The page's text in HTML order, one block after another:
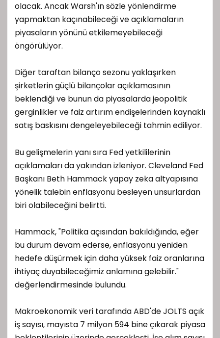
olacak. Ancak Warsh'ın sözle yönlendirme
yapmaktan kaçınabileceği ve açıklamaların
piyasaların yönünü etkilemeyebileceği
öngörülüyor.
Diğer taraftan bilanço sezonu yaklaşırken
şirketlerin güçlü bilançolar açıklamasının
beklendiği ve bunun da piyasalarda jeopolitik
gerginlikler ve faiz artırım endişelerinden kaynaklı
satış baskısını dengeleyebileceği tahmin ediliyor.
Bu gelişmelerin yanı sıra Fed yetkililerinin
açıklamaları da yakından izleniyor. Cleveland Fed
Başkanı Beth Hammack yapay zeka altyapısına
yönelik talebin enflasyonu besleyen unsurlardan
biri olabileceğini belirtti.
Hammack, "Politika açısından bakıldığında, eğer
bu durum devam ederse, enflasyonu yeniden
hedefe düşürmek için daha yüksek faiz oranlarına
ihtiyaç duyabileceğimiz anlamına gelebilir."
değerlendirmesinde bulundu.
Makroekonomik veri tarafında ABD'de JOLTS açık
iş sayısı, mayısta 7 milyon 594 bine çıkarak piyasa